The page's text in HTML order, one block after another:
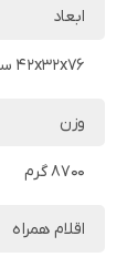
ابعاد
42x32x76 سانتی‌متر
وزن
8700 گرم
اقلام همراه